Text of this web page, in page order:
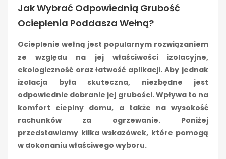
Jak Wybrać Odpowiednią Grubość
Ocieplenia Poddasza Wełną?
Ocieplenie wełną jest popularnym rozwiązaniem
ze względu na jej właściwości izolacyjne,
ekologiczność oraz łatwość aplikacji. Aby jednak
izolacja była skuteczna, niezbędne jest
odpowiednie dobranie jej grubości. Wpływa to na
komfort cieplny domu, a także na wysokość
rachunków za ogrzewanie. Poniżej
przedstawiamy kilka wskazówek, które pomogą
w dokonaniu właściwego wyboru.